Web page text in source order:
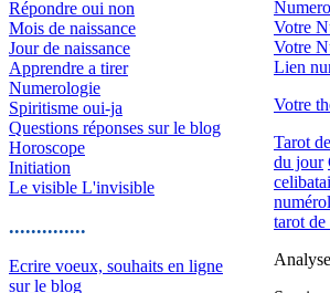
Répondre oui non
Mois de naissance
Jour de naissance
Apprendre a tirer
Numerologie
Spiritisme oui-ja
Questions réponses sur le blog
Horoscope
Initiation
Le visible L'invisible
..............
Ecrire voeux, souhaits en ligne
sur le blog
Votre
Votre
Lien
Votre
Tarot
du jour
tarot de